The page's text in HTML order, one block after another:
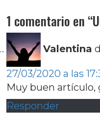
1 comentario en “
Valentina
27/03/2020 a las
Muy buen artículo,
Responder